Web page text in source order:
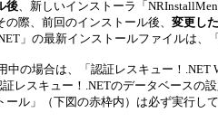
後、新しいインストーラ「
際、前回のインストール後、 変更し
」の最新インストールファイルは、
の場合は、「認証レスキュー！
レスキュー！.NETのデータベースの設
ル」
（下図の赤枠内）は必ず実行し